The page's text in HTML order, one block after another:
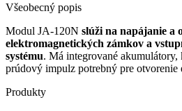
Všeobecný popis
Modul JA-120N slúži na napájanie a
elektromagnetických zámkov a
systému. Má integrované akumulátory,
prúdový impulz potrebný pre otvorenie
Produkty